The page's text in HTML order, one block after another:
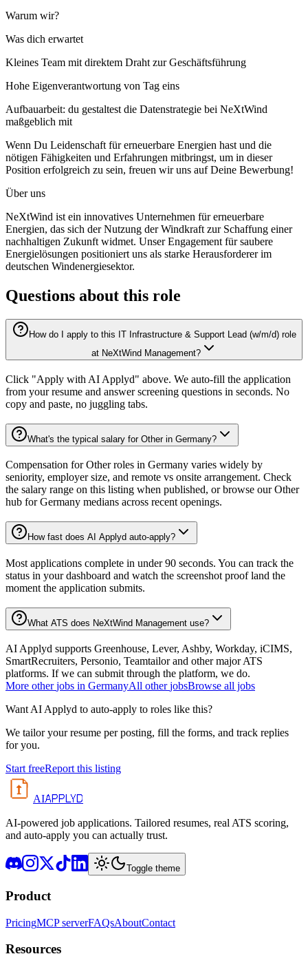
Warum wir?
Was dich erwartet
Kleines Team mit direktem Draht zur Geschäftsführung
Hohe Eigenverantwortung von Tag eins
Aufbauarbeit: du gestaltest die Datenstrategie bei NeXtWind
maßgeblich mit
Wenn Du Leidenschaft für erneuerbare Energien hast und die
nötigen Fähigkeiten und Erfahrungen mitbringst, um in dieser
Position erfolgreich zu sein, freuen wir uns auf Deine Bewerbung!
Über uns
NeXtWind ist ein innovatives Unternehmen für erneuerbare
Energien, das sich der Nutzung der Windkraft zur Schaffung einer
nachhaltigen Zukunft widmet. Unser Engagement für saubere
Energielösungen positioniert uns als starke Herausforderer im
deutschen Windenergiesektor.
Questions about this role
How do I apply to this IT Infrastructure & Support Lead (w/m/d) role
at NeXtWind Management?
Click "Apply with AI Applyd" above. We auto-fill the application
from your resume and answer screening questions in seconds. No
copy and paste, no juggling tabs.
What's the typical salary for Other in Germany?
Compensation for Other roles in Germany varies widely by
seniority, employer size, and remote vs onsite arrangement. Check
the salary range on this listing when published, or browse our Other
hub for Germany medians across recent openings.
How fast does AI Applyd auto-apply?
Most applications complete in under 90 seconds. You can track the
status in your dashboard and watch the screenshot proof land the
moment the application submits.
What ATS does NeXtWind Management use?
AI Applyd supports Greenhouse, Lever, Ashby, Workday, iCIMS,
SmartRecruiters, Personio, Teamtailor and other major ATS
platforms. If we can submit through the platform, we do.
More other jobs in GermanyAll other jobsBrowse all jobs
Want AI Applyd to auto-apply to roles like this?
We tailor your resume per posting, fill the forms, and track replies
for you.
Start freeReport this listing
AIAPPLYD
AI-powered job applications. Tailored resumes, real ATS scoring,
and auto-apply you can actually trust.
Toggle theme
Product
PricingMCP serverFAQsAboutContact
Resources